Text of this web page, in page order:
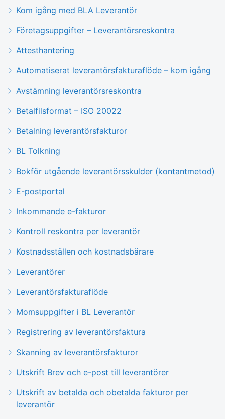
Kom igång med BLA Leverantör
Företagsuppgifter – Leverantörsreskontra
Attesthantering
Automatiserat leverantörsfakturaflöde – kom igång
Avstämning leverantörsreskontra
Betalfilsformat – ISO 20022
Betalning leverantörsfakturor
BL Tolkning
Bokför utgående leverantörsskulder (kontantmetod)
E-postportal
Inkommande e-fakturor
Kontroll reskontra per leverantör
Kostnadsställen och kostnadsbärare
Leverantörer
Leverantörsfakturaflöde
Momsuppgifter i BL Leverantör
Registrering av leverantörsfaktura
Skanning av leverantörsfakturor
Utskrift Brev och e-post till leverantörer
Utskrift av betalda och obetalda fakturor per
leverantör